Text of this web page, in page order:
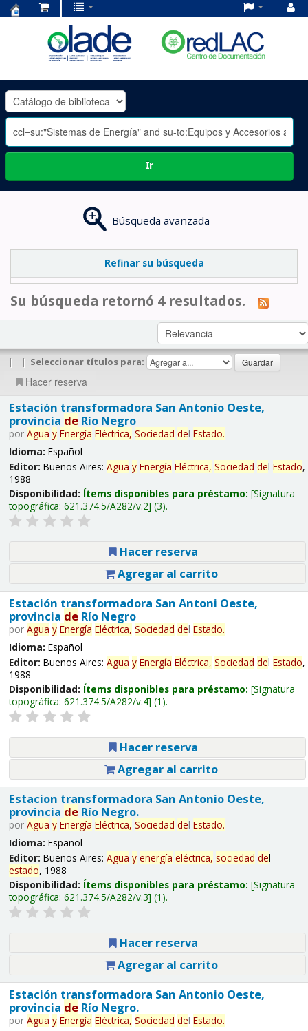
OLADE
-
Ir
Búsqueda avanzada
Refinar su búsqueda
Su búsqueda retornó 4 resultados.
| | Seleccionar títulos para:
Hacer reserva
Estación transformadora San Antonio Oeste,
provincia deRío Negro
por Agua y Energía Eléctrica, Sociedad del Estado.
Idioma: Español
Editor: Buenos Aires: Agua y Energía Eléctrica, Sociedad del Estado,
1988
Disponibilidad: Ítems disponibles para préstamo: Signatura
topográfica: 621.374.5/A282/v.2 (3).
Hacer reserva
Agregar al carrito
Estación transformadora San Antoni Oeste,
provincia deRío Negro
por Agua y Energía Eléctrica, Sociedad del Estado.
Idioma: Español
Editor: Buenos Aires: Agua y Energía Eléctrica, Sociedad del Estado,
1988
Disponibilidad: Ítems disponibles para préstamo: Signatura
topográfica: 621.374.5/A282/v.4 (1).
Hacer reserva
Agregar al carrito
Estacion transformadora San Antonio Oeste,
provincia deRío Negro.
por Agua y Energía Eléctrica, Sociedad del Estado.
Idioma: Español
Editor: Buenos Aires: Agua y energía eléctrica, sociedad del
estado, 1988
Disponibilidad: Ítems disponibles para préstamo: Signatura
topográfica: 621.374.5/A282/v.3 (1).
Hacer reserva
Agregar al carrito
Estación transformadora San Antonio Oeste,
provincia deRío Negro.
por Agua y Energía Eléctrica, Sociedad del Estado.